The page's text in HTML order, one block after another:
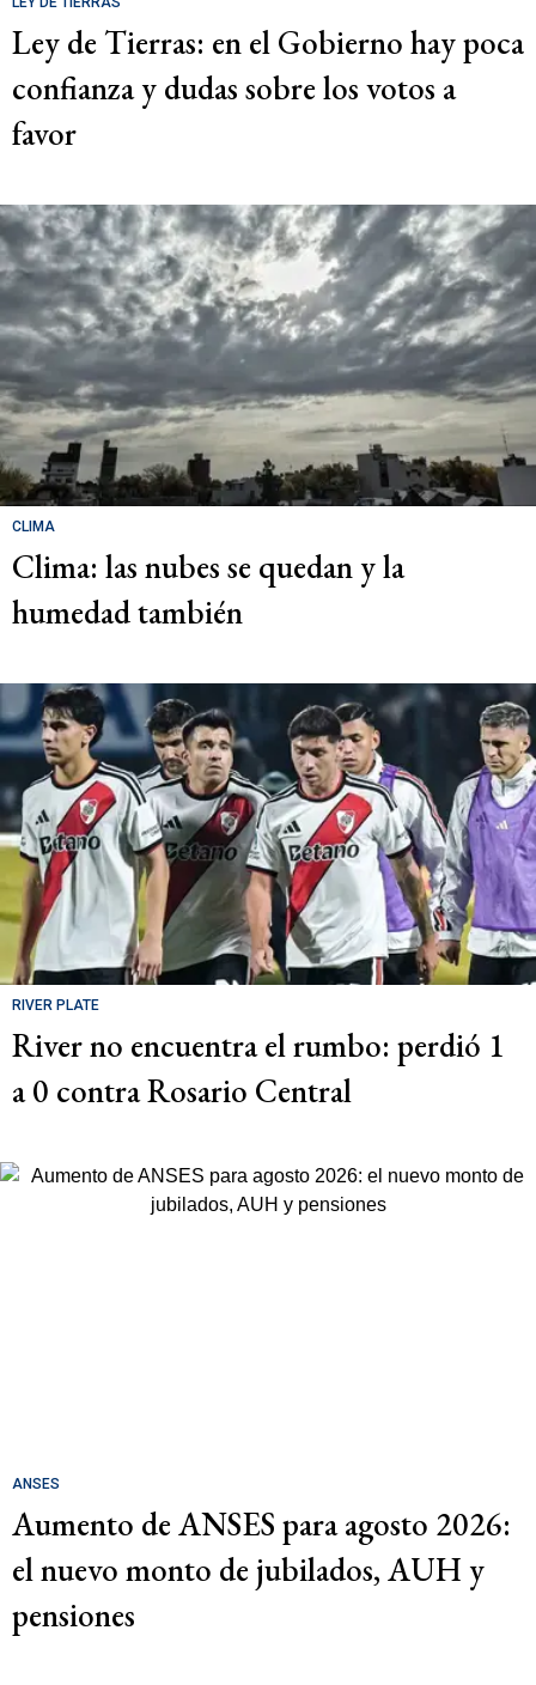
Ley de Tierras: en el Gobierno hay poca
confianza y dudas sobre los votos a
favor
CLIMA
Clima: las nubes se quedan y la
humedad también
RIVER PLATE
River no encuentra el rumbo: perdió 1
a 0 contra Rosario Central
ANSES
Aumento de ANSES para agosto 2026:
el nuevo monto de jubilados, AUH y
pensiones